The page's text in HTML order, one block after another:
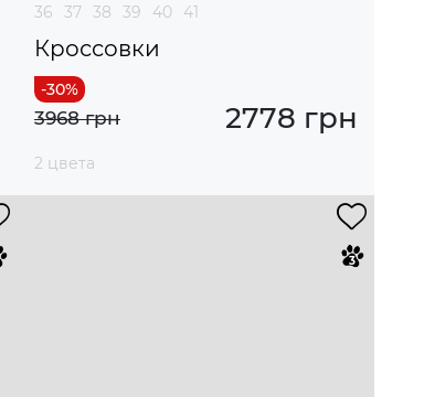
36 37 38 39 40 41
Кроссовки
2778 грн
3968 грн
2 цвета